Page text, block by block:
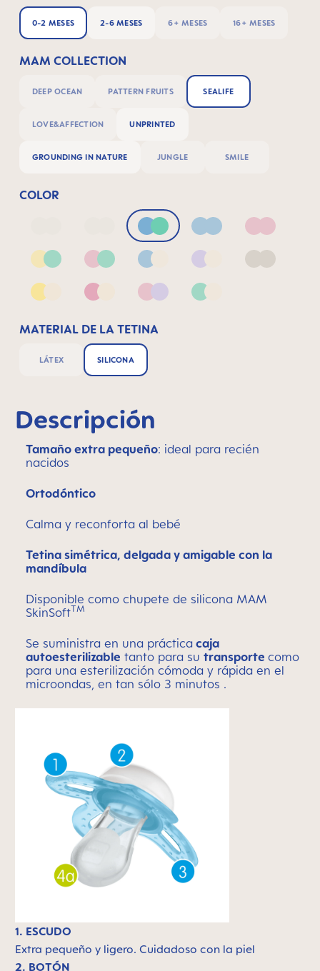
0-2 MESES 2-6 MESES 6+ MESES 16+ MESES
MAM COLLECTION
DEEP OCEAN PATTERN FRUITS SEALIFE
LOVE&AFFECTION UNPRINTED
GROUNDING IN NATURE JUNGLE SMILE
COLOR
Deep Blue/Sage
Neutral2 Blue & Green
Blue Pink
Yellow & GreenPink & GreenBlue & NeutralLilac & Neutral
Neutral
Yellow & NeutralPink & NeutralPink & LilacGreen & Neutral
MATERIAL DE LA TETINA
LÁTEX SILICONA
Descripción
Tamaño extra pequeño: ideal para recién
nacidos
Ortodóntico
Calma y reconforta al bebé
Tetina simétrica, delgada y amigable con la
mandíbula
Disponible como chupete de silicona MAM
SkinSoftTM
Se suministra en una práctica caja
autoesterilizable tanto para su transporte como
para una esterilización cómoda y rápida en el
microondas, en tan sólo 3 minutos .
1. ESCUDO
Extra pequeño y ligero. Cuidadoso con la piel
2. BOTÓN